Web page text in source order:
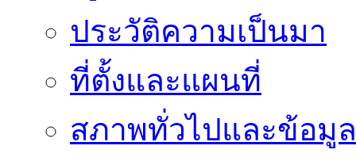
ประวัติความเป็นมา
ที่ตั้งและแผนที่
สภาพทั่วไปและข้อมู